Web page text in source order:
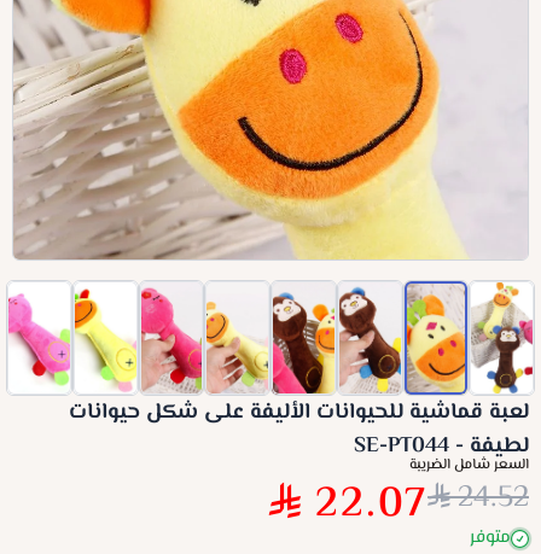
لعبة قماشية للحيوانات الأليفة على شكل حيوانات
لطيفة - SE-PT044
السعر شامل الضريبة
24.52
22.07
متوفر